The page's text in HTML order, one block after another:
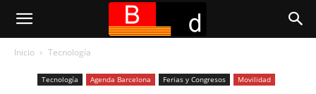
Inicio Tecnología
Tecnología Agenda Barcelona Ferias y Congresos Movilidad